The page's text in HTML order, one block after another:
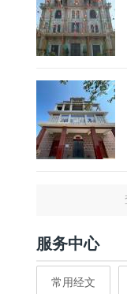
服务中心
常用经文